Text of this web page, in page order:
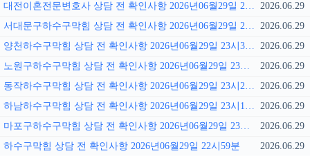
대전이혼전문변호사 상담 전 확인사항 2026년06월29일 23시49분 2026.06.29
서대문구하수구막힘 상담 전 확인사항 2026년06월29일 23시41분 2026.06.29
양천하수구막힘 상담 전 확인사항 2026년06월29일 23시35분 2026.06.29
노원구하수구막힘 상담 전 확인사항 2026년06월29일 23시27분
2026.06.29
동작하수구막힘 상담 전 확인사항 2026년06월29일 23시24분 2026.06.29
하남하수구막힘 상담 전 확인사항 2026년06월29일 23시13분 2026.06.29
마포구하수구막힘 상담 전 확인사항 2026년06월29일 23시07분
2026.06.29
하수구막힘 상담 전 확인사항 2026년06월29일 22시59분
2026.06.29